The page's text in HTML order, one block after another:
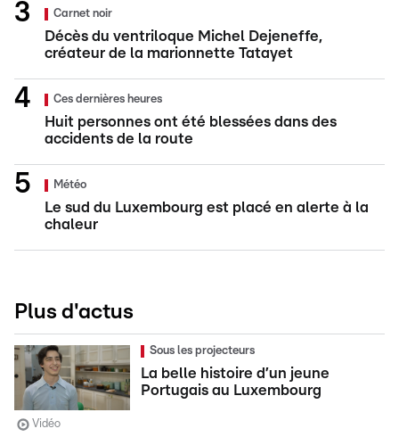
Carnet noir
Décès du ventriloque Michel Dejeneffe,
créateur de la marionnette Tatayet
Ces dernières heures
Huit personnes ont été blessées dans des
accidents de la route
Météo
Le sud du Luxembourg est placé en alerte à la
chaleur
Plus d'actus
Sous les projecteurs
La belle histoire d’un jeune
Portugais au Luxembourg
Vidéo